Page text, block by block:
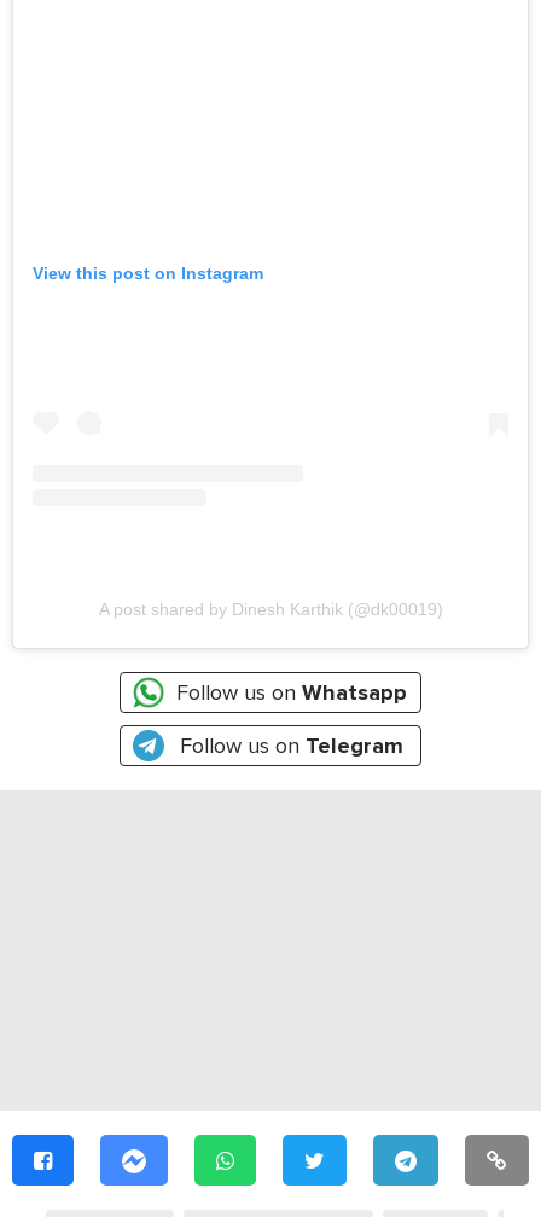
View this post on Instagram
A post shared by Dinesh Karthik (@dk00019)
Follow us on Whatsapp
Follow us on Telegram